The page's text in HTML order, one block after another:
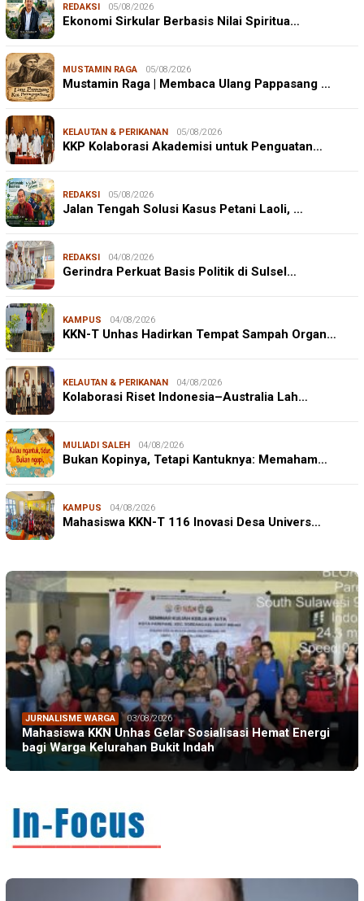
REDAKSI 05/08/2026
Ekonomi Sirkular Berbasis Nilai Spiritua…
MUSTAMIN RAGA 05/08/2026
Mustamin Raga | Membaca Ulang Pappasang …
KELAUTAN & PERIKANAN 05/08/2026
KKP Kolaborasi Akademisi untuk Penguatan…
REDAKSI 05/08/2026
Jalan Tengah Solusi Kasus Petani Laoli, …
REDAKSI 04/08/2026
Gerindra Perkuat Basis Politik di Sulsel…
KAMPUS 04/08/2026
KKN-T Unhas Hadirkan Tempat Sampah Organ…
KELAUTAN & PERIKANAN 04/08/2026
Kolaborasi Riset Indonesia–Australia Lah…
MULIADI SALEH 04/08/2026
Bukan Kopinya, Tetapi Kantuknya: Memaham…
KAMPUS 04/08/2026
Mahasiswa KKN-T 116 Inovasi Desa Univers…
JURNALISME WARGA 03/08/2026
Mahasiswa KKN Unhas Gelar Sosialisasi Hemat Energi
bagi Warga Kelurahan Bukit Indah